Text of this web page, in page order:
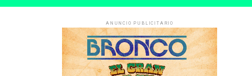
ANUNCIO PUBLICITARIO